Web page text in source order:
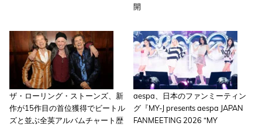
開
ザ・ローリング・ストーンズ、新
作が15作目の首位獲得でビートル
ズと並ぶ全英アルバムチャート歴
aespa、日本のファンミーティン
グ『MY-J presents aespa JAPAN
FANMEETING 2026 “MY